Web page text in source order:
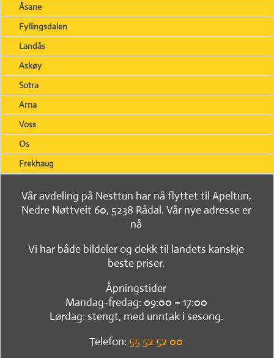
Åsane
Fyllingsdalen
Landås
Askøy
Sotra
Arna
Voss
Os
Frekhaug
Vår avdeling på Nesttun har nå flyttet til Apeltun,
Nedre Nøttveit 60, 5238 Rådal. Vår nye adresse er
nå
Vi har både bildeler og dekk til landets kanskje
beste priser.
Åpningstider
Mandag-fredag: 09:00 – 17:00
Lørdag: stengt, med unntak i sesong.
Telefon: 55 52 52 00